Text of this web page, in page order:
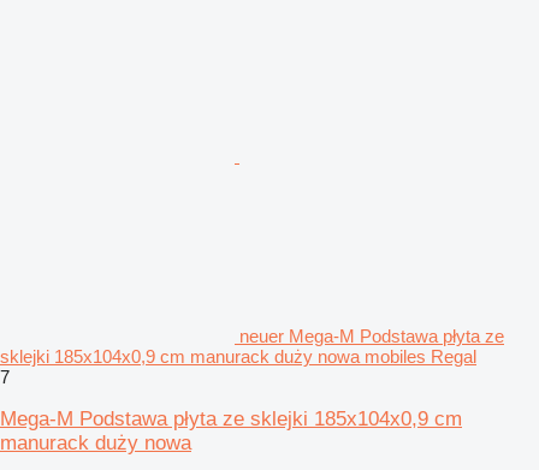
neuer Mega-M Podstawa płyta ze
sklejki 185x104x0,9 cm manurack duży nowa mobiles Regal
7
Mega-M Podstawa płyta ze sklejki 185x104x0,9 cm
manurack duży nowa